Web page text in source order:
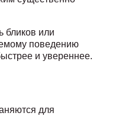
бликов или
поведению
и увереннее.
для